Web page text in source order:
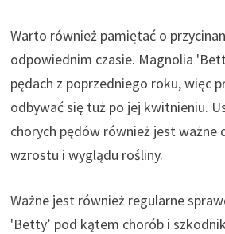
Warto również pamiętać o
odpowiednim czasie. Magnolia
pędach z poprzedniego roku, więc
odbywać się tuż po jej kwitnieniu.
chorych pędów również jest ważne
wzrostu i wyglądu rośliny.
Ważne jest również regularne
'Betty’ pod kątem chorób i